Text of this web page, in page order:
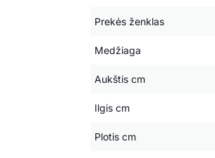
Prekės ženklas
Medžiaga
Aukštis cm
Ilgis cm
Plotis cm